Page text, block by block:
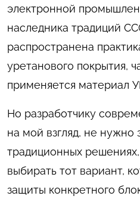
электронной
наследника традиций
распространена
уретанового покрытия,
применяется материал
Но разработчику
на мой взгляд, не нужно
традиционных
выбирать тот вариант,
защиты конкретного